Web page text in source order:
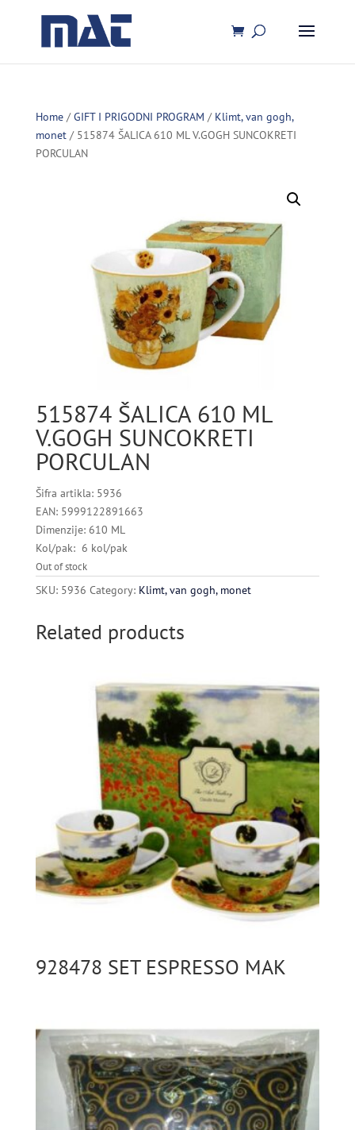
Home/GIFT I PRIGODNI PROGRAM / Klimt, van gogh,
monet/ 515874 ŠALICA 610 ML V.GOGH SUNCOKRETI
PORCULAN
515874 ŠALICA 610 ML
V.GOGH SUNCOKRETI
PORCULAN
Šifra artikla: 5936
EAN: 5999122891663
Dimenzije: 610 ML
Kol/pak: 6 kol/pak
Out of stock
SKU: 5936 Category: Klimt, van gogh, monet
Related products
928478 SET ESPRESSO MAK